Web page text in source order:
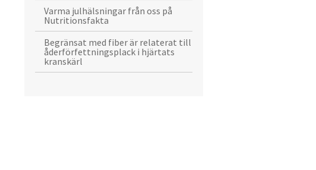
Varma julhälsningar från oss på
Nutritionsfakta
Begränsat med fiber är relaterat till
åderförfettningsplack i hjärtats
kranskärl